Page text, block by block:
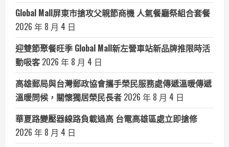
Global Mall屏東市搶攻父親節商機 人氣餐廳祭組合套餐
2026 年 8 月 4 日
迎雙節聚餐旺季 Global Mall新左營車站新品牌推限時活
動吸客 2026 年 8 月 4 日
高雄郵局與台灣郵政協會攜手榮民服務處傳遞溫暖傳遞
溫暖問候，關懷獨居榮民長者 2026 年 8 月 4 日
華夏路變壓器線路負載過高 台電高雄區處立即搶修
2026 年 8 月 4 日